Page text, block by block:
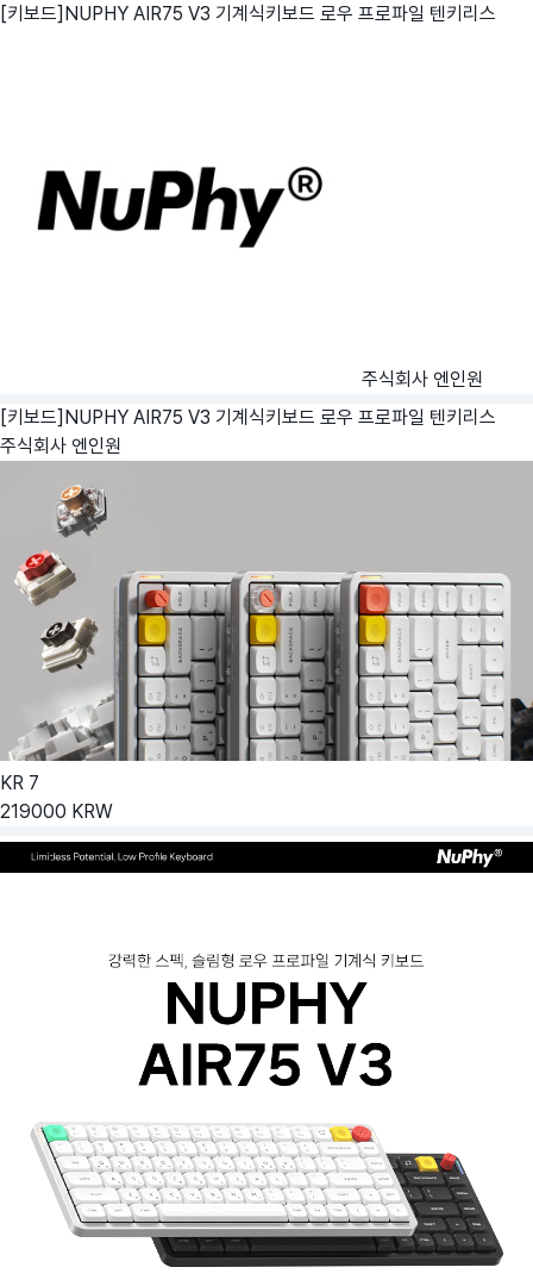
[키보드]NUPHY AIR75 V3 기계식키보드 로우 프로파일 텐키리스
주식회사 엔인원
[키보드]NUPHY AIR75 V3 기계식키보드 로우 프로파일 텐키리스
주식회사 엔인원
KR 7
219000 KRW